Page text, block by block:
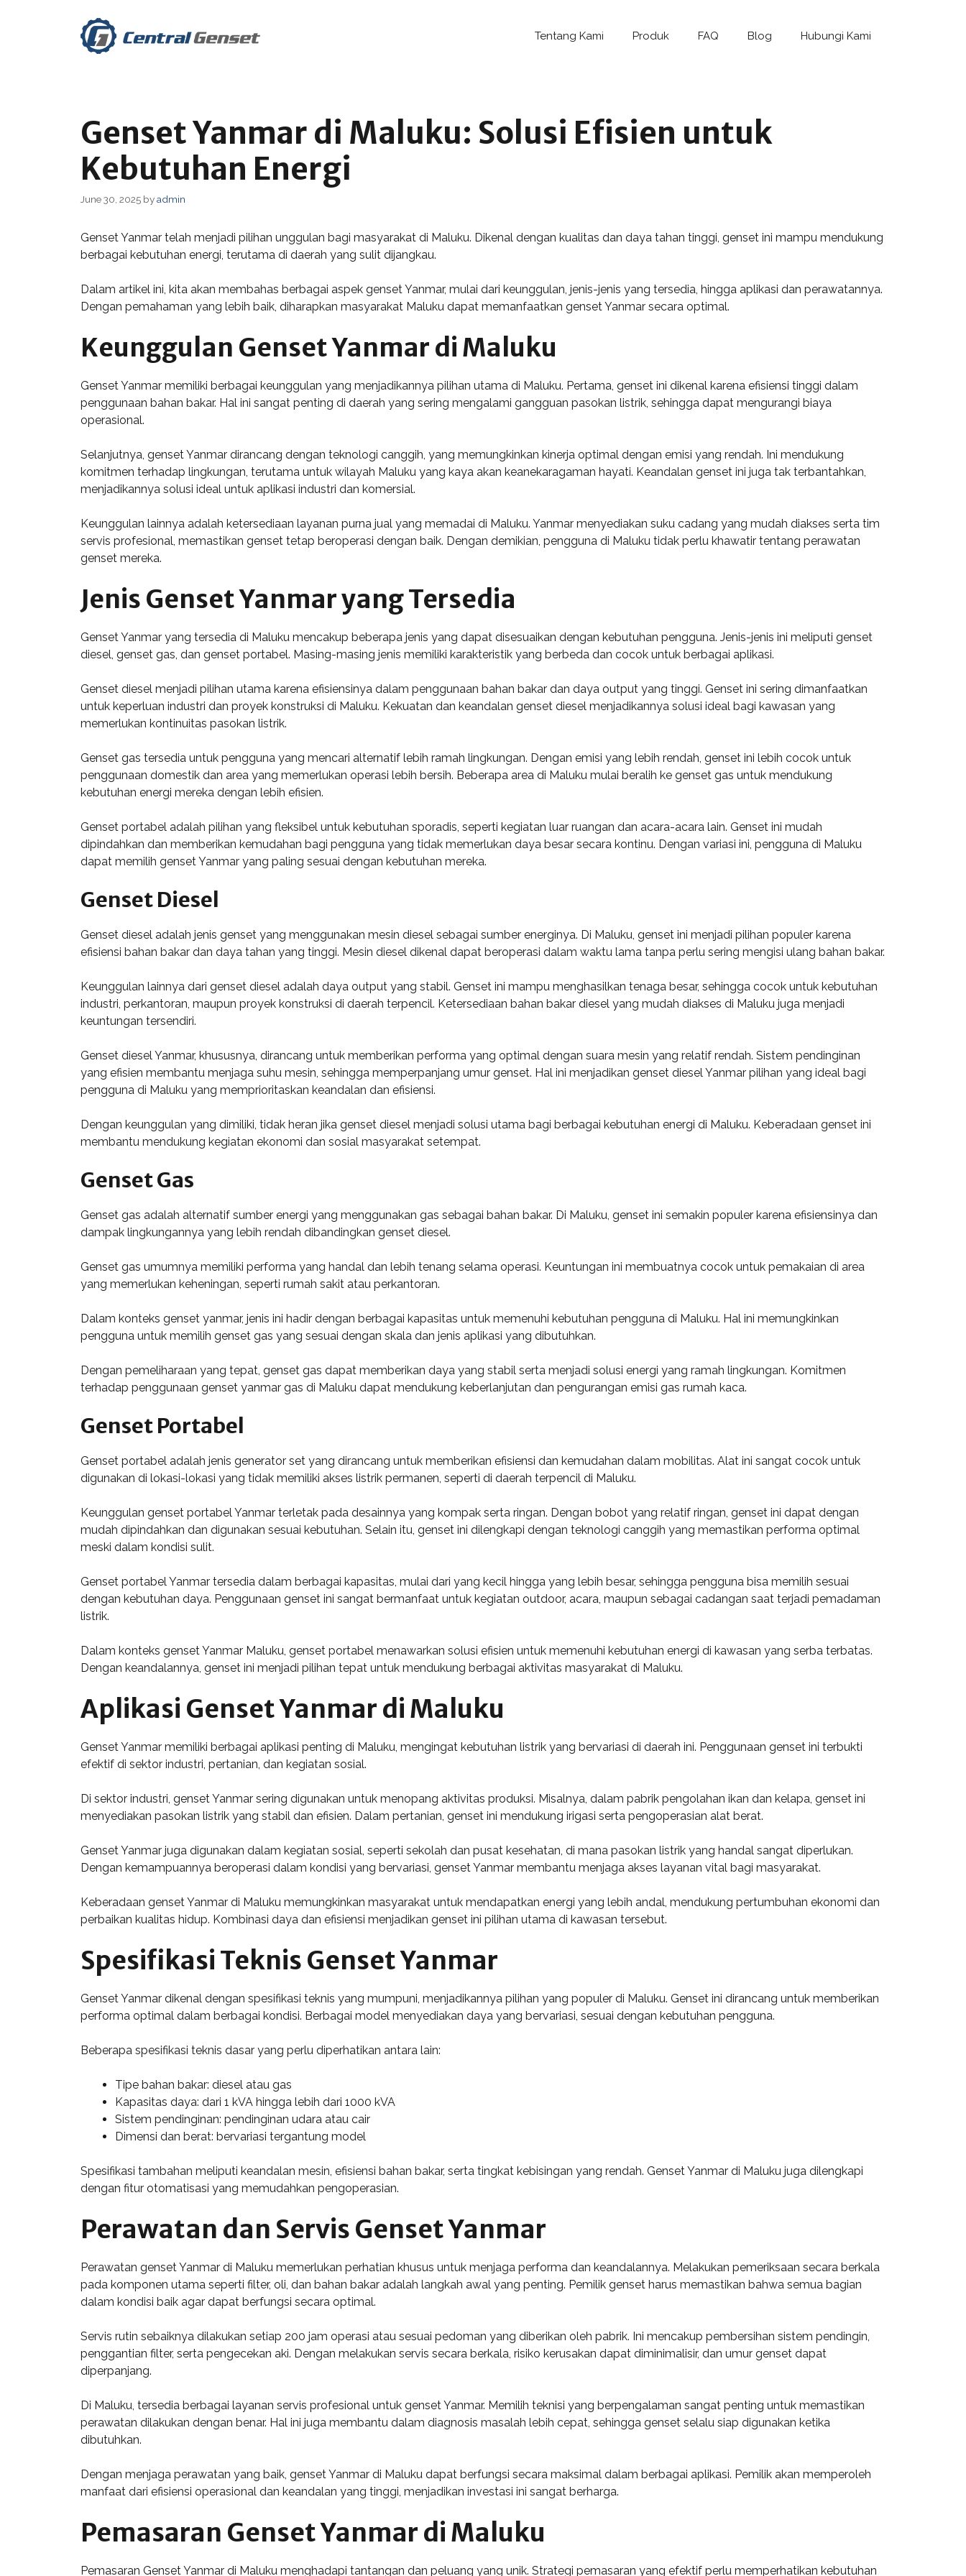
Tentang Kami Produk FAQ Blog Hubungi Kami
Genset Yanmar di Maluku: Solusi Efisien untuk
Kebutuhan Energi
June 30, 2025 byadmin
Genset Yanmar telah menjadi pilihan unggulan bagi masyarakat di Maluku. Dikenal dengan kualitas dan daya tahan tinggi, genset ini mampu mendukung
berbagai kebutuhan energi, terutama di daerah yang sulit dijangkau.
Dalam artikel ini, kita akan membahas berbagai aspek genset Yanmar, mulai dari keunggulan, jenis-jenis yang tersedia, hingga aplikasi dan perawatannya.
Dengan pemahaman yang lebih baik, diharapkan masyarakat Maluku dapat memanfaatkan genset Yanmar secara optimal.
Keunggulan Genset Yanmar di Maluku
Genset Yanmar memiliki berbagai keunggulan yang menjadikannya pilihan utama di Maluku. Pertama, genset ini dikenal karena efisiensi tinggi dalam
penggunaan bahan bakar. Hal ini sangat penting di daerah yang sering mengalami gangguan pasokan listrik, sehingga dapat mengurangi biaya
operasional.
Selanjutnya, genset Yanmar dirancang dengan teknologi canggih, yang memungkinkan kinerja optimal dengan emisi yang rendah. Ini mendukung
komitmen terhadap lingkungan, terutama untuk wilayah Maluku yang kaya akan keanekaragaman hayati. Keandalan genset ini juga tak terbantahkan,
menjadikannya solusi ideal untuk aplikasi industri dan komersial.
Keunggulan lainnya adalah ketersediaan layanan purna jual yang memadai di Maluku. Yanmar menyediakan suku cadang yang mudah diakses serta tim
servis profesional, memastikan genset tetap beroperasi dengan baik. Dengan demikian, pengguna di Maluku tidak perlu khawatir tentang perawatan
genset mereka.
Jenis Genset Yanmar yang Tersedia
Genset Yanmar yang tersedia di Maluku mencakup beberapa jenis yang dapat disesuaikan dengan kebutuhan pengguna. Jenis-jenis ini meliputi genset
diesel, genset gas, dan genset portabel. Masing-masing jenis memiliki karakteristik yang berbeda dan cocok untuk berbagai aplikasi.
Genset diesel menjadi pilihan utama karena efisiensinya dalam penggunaan bahan bakar dan daya output yang tinggi. Genset ini sering dimanfaatkan
untuk keperluan industri dan proyek konstruksi di Maluku. Kekuatan dan keandalan genset diesel menjadikannya solusi ideal bagi kawasan yang
memerlukan kontinuitas pasokan listrik.
Genset gas tersedia untuk pengguna yang mencari alternatif lebih ramah lingkungan. Dengan emisi yang lebih rendah, genset ini lebih cocok untuk
penggunaan domestik dan area yang memerlukan operasi lebih bersih. Beberapa area di Maluku mulai beralih ke genset gas untuk mendukung
kebutuhan energi mereka dengan lebih efisien.
Genset portabel adalah pilihan yang fleksibel untuk kebutuhan sporadis, seperti kegiatan luar ruangan dan acara-acara lain. Genset ini mudah
dipindahkan dan memberikan kemudahan bagi pengguna yang tidak memerlukan daya besar secara kontinu. Dengan variasi ini, pengguna di Maluku
dapat memilih genset Yanmar yang paling sesuai dengan kebutuhan mereka.
Genset Diesel
Genset diesel adalah jenis genset yang menggunakan mesin diesel sebagai sumber energinya. Di Maluku, genset ini menjadi pilihan populer karena
efisiensi bahan bakar dan daya tahan yang tinggi. Mesin diesel dikenal dapat beroperasi dalam waktu lama tanpa perlu sering mengisi ulang bahan bakar.
Keunggulan lainnya dari genset diesel adalah daya output yang stabil. Genset ini mampu menghasilkan tenaga besar, sehingga cocok untuk kebutuhan
industri, perkantoran, maupun proyek konstruksi di daerah terpencil. Ketersediaan bahan bakar diesel yang mudah diakses di Maluku juga menjadi
keuntungan tersendiri.
Genset diesel Yanmar, khususnya, dirancang untuk memberikan performa yang optimal dengan suara mesin yang relatif rendah. Sistem pendinginan
yang efisien membantu menjaga suhu mesin, sehingga memperpanjang umur genset. Hal ini menjadikan genset diesel Yanmar pilihan yang ideal bagi
pengguna di Maluku yang memprioritaskan keandalan dan efisiensi.
Dengan keunggulan yang dimiliki, tidak heran jika genset diesel menjadi solusi utama bagi berbagai kebutuhan energi di Maluku. Keberadaan genset ini
membantu mendukung kegiatan ekonomi dan sosial masyarakat setempat.
Genset Gas
Genset gas adalah alternatif sumber energi yang menggunakan gas sebagai bahan bakar. Di Maluku, genset ini semakin populer karena efisiensinya dan
dampak lingkungannya yang lebih rendah dibandingkan genset diesel.
Genset gas umumnya memiliki performa yang handal dan lebih tenang selama operasi. Keuntungan ini membuatnya cocok untuk pemakaian di area
yang memerlukan keheningan, seperti rumah sakit atau perkantoran.
Dalam konteks genset yanmar, jenis ini hadir dengan berbagai kapasitas untuk memenuhi kebutuhan pengguna di Maluku. Hal ini memungkinkan
pengguna untuk memilih genset gas yang sesuai dengan skala dan jenis aplikasi yang dibutuhkan.
Dengan pemeliharaan yang tepat, genset gas dapat memberikan daya yang stabil serta menjadi solusi energi yang ramah lingkungan. Komitmen
terhadap penggunaan genset yanmar gas di Maluku dapat mendukung keberlanjutan dan pengurangan emisi gas rumah kaca.
Genset Portabel
Genset portabel adalah jenis generator set yang dirancang untuk memberikan efisiensi dan kemudahan dalam mobilitas. Alat ini sangat cocok untuk
digunakan di lokasi-lokasi yang tidak memiliki akses listrik permanen, seperti di daerah terpencil di Maluku.
Keunggulan genset portabel Yanmar terletak pada desainnya yang kompak serta ringan. Dengan bobot yang relatif ringan, genset ini dapat dengan
mudah dipindahkan dan digunakan sesuai kebutuhan. Selain itu, genset ini dilengkapi dengan teknologi canggih yang memastikan performa optimal
meski dalam kondisi sulit.
Genset portabel Yanmar tersedia dalam berbagai kapasitas, mulai dari yang kecil hingga yang lebih besar, sehingga pengguna bisa memilih sesuai
dengan kebutuhan daya. Penggunaan genset ini sangat bermanfaat untuk kegiatan outdoor, acara, maupun sebagai cadangan saat terjadi pemadaman
listrik.
Dalam konteks genset Yanmar Maluku, genset portabel menawarkan solusi efisien untuk memenuhi kebutuhan energi di kawasan yang serba terbatas.
Dengan keandalannya, genset ini menjadi pilihan tepat untuk mendukung berbagai aktivitas masyarakat di Maluku.
Aplikasi Genset Yanmar di Maluku
Genset Yanmar memiliki berbagai aplikasi penting di Maluku, mengingat kebutuhan listrik yang bervariasi di daerah ini. Penggunaan genset ini terbukti
efektif di sektor industri, pertanian, dan kegiatan sosial.
Di sektor industri, genset Yanmar sering digunakan untuk menopang aktivitas produksi. Misalnya, dalam pabrik pengolahan ikan dan kelapa, genset ini
menyediakan pasokan listrik yang stabil dan efisien. Dalam pertanian, genset ini mendukung irigasi serta pengoperasian alat berat.
Genset Yanmar juga digunakan dalam kegiatan sosial, seperti sekolah dan pusat kesehatan, di mana pasokan listrik yang handal sangat diperlukan.
Dengan kemampuannya beroperasi dalam kondisi yang bervariasi, genset Yanmar membantu menjaga akses layanan vital bagi masyarakat.
Keberadaan genset Yanmar di Maluku memungkinkan masyarakat untuk mendapatkan energi yang lebih andal, mendukung pertumbuhan ekonomi dan
perbaikan kualitas hidup. Kombinasi daya dan efisiensi menjadikan genset ini pilihan utama di kawasan tersebut.
Spesifikasi Teknis Genset Yanmar
Genset Yanmar dikenal dengan spesifikasi teknis yang mumpuni, menjadikannya pilihan yang populer di Maluku. Genset ini dirancang untuk memberikan
performa optimal dalam berbagai kondisi. Berbagai model menyediakan daya yang bervariasi, sesuai dengan kebutuhan pengguna.
Beberapa spesifikasi teknis dasar yang perlu diperhatikan antara lain:
Tipe bahan bakar: diesel atau gas
Kapasitas daya: dari 1 kVA hingga lebih dari 1000 kVA
Sistem pendinginan: pendinginan udara atau cair
Dimensi dan berat: bervariasi tergantung model
Spesifikasi tambahan meliputi keandalan mesin, efisiensi bahan bakar, serta tingkat kebisingan yang rendah. Genset Yanmar di Maluku juga dilengkapi
dengan fitur otomatisasi yang memudahkan pengoperasian.
Perawatan dan Servis Genset Yanmar
Perawatan genset Yanmar di Maluku memerlukan perhatian khusus untuk menjaga performa dan keandalannya. Melakukan pemeriksaan secara berkala
pada komponen utama seperti filter, oli, dan bahan bakar adalah langkah awal yang penting. Pemilik genset harus memastikan bahwa semua bagian
dalam kondisi baik agar dapat berfungsi secara optimal.
Servis rutin sebaiknya dilakukan setiap 200 jam operasi atau sesuai pedoman yang diberikan oleh pabrik. Ini mencakup pembersihan sistem pendingin,
penggantian filter, serta pengecekan aki. Dengan melakukan servis secara berkala, risiko kerusakan dapat diminimalisir, dan umur genset dapat
diperpanjang.
Di Maluku, tersedia berbagai layanan servis profesional untuk genset Yanmar. Memilih teknisi yang berpengalaman sangat penting untuk memastikan
perawatan dilakukan dengan benar. Hal ini juga membantu dalam diagnosis masalah lebih cepat, sehingga genset selalu siap digunakan ketika
dibutuhkan.
Dengan menjaga perawatan yang baik, genset Yanmar di Maluku dapat berfungsi secara maksimal dalam berbagai aplikasi. Pemilik akan memperoleh
manfaat dari efisiensi operasional dan keandalan yang tinggi, menjadikan investasi ini sangat berharga.
Pemasaran Genset Yanmar di Maluku
Pemasaran Genset Yanmar di Maluku menghadapi tantangan dan peluang yang unik. Strategi pemasaran yang efektif perlu memperhatikan kebutuhan